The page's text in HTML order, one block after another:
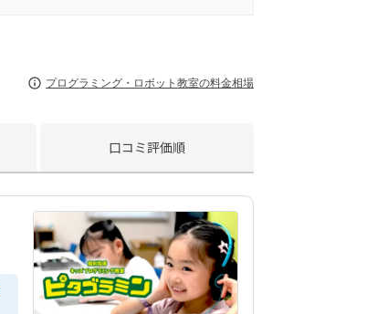
プログラミング・ロボット教室の料金相場
口コミ評価順